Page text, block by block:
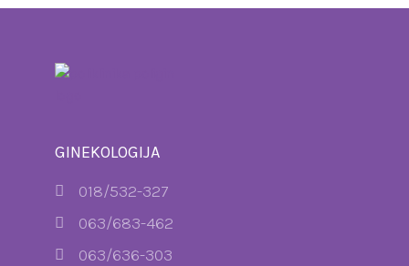
GINEKOLOGIJA
018/532-327
063/683-462
063/636-303